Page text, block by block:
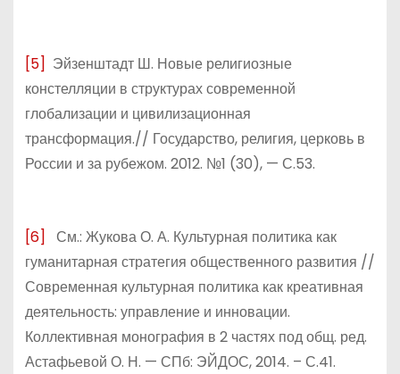
[5] Эйзенштадт Ш. Новые религиозные
констелляции в структурах современной
глобализации и цивилизационная
трансформация.// Государство, религия, церковь в
России и за рубежом. 2012. №1 (30), — С.53.
[6]
См.: Жукова О. А. Культурная политика как
гуманитарная стратегия общественного развития //
Современная культурная политика как креативная
деятельность: управление и инновации.
Коллективная монография в 2 частях под общ. ред.
Астафьевой О. Н. — СПб: ЭЙДОС, 2014. – С.41.